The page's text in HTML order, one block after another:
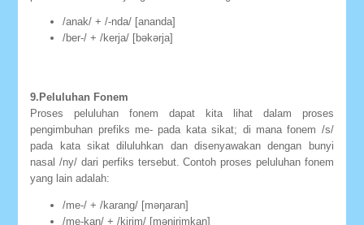
/anak/ + /-nda/ [ananda]
/ber-/ + /kerja/ [bəkərja]
9.Peluluhan Fonem
Proses peluluhan fonem dapat kita lihat dalam proses
pengimbuhan prefiks me- pada kata sikat; di mana fonem /s/
pada kata sikat diluluhkan dan disenyawakan dengan bunyi
nasal /ny/ dari perfiks tersebut. Contoh proses peluluhan fonem
yang lain adalah:
/me-/ + /karang/ [məŋaran]
/me-kan/ + /kirim/ [məŋirimkan]